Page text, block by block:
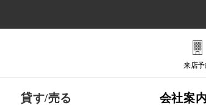
来店予
貸す/売る 会社案内